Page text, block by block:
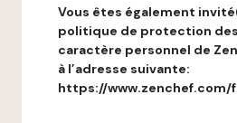
Vous êtes également
politique de protection
caractère personnel de
à l’adresse suivante:
https://